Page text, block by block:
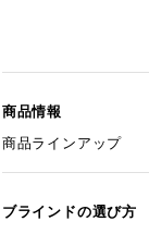
商品情報
商品ラインアップ
ブラインドの選び方